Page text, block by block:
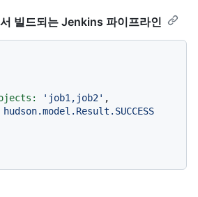
빌드되는 Jenkins 파이프라인
'job1,job2' ,
hudson.model.Result.SUCCESS